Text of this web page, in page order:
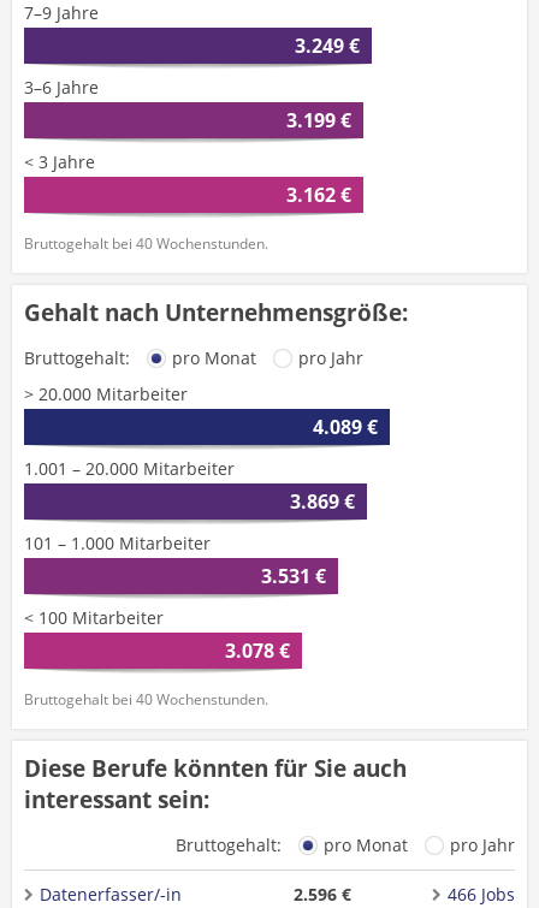
7–9 Jahre
3.249 €
3–6 Jahre
3.199 €
< 3 Jahre
3.162 €
Bruttogehalt bei 40 Wochenstunden.
Gehalt nach Unternehmensgröße:
Bruttogehalt: pro Monat
pro Jahr
> 20.000 Mitarbeiter
4.089 €
1.001 – 20.000 Mitarbeiter
3.869 €
101 – 1.000 Mitarbeiter
3.531 €
< 100 Mitarbeiter
3.078 €
Bruttogehalt bei 40 Wochenstunden.
Diese Berufe könnten für Sie auch
interessant sein:
Bruttogehalt: pro Monat pro Jahr
Datenerfasser/-in 2.596 € 466 Jobs